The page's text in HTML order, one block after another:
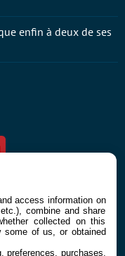
Newsletter
enfin à deux de ses
access information on
combine and share
collected on this
some of us, or obtained
preferences, purchases,